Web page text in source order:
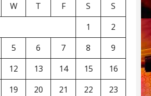
W T F S
S
1
2
5 6 7 8
9
12 13 14 15
16
19 20 21 22
23